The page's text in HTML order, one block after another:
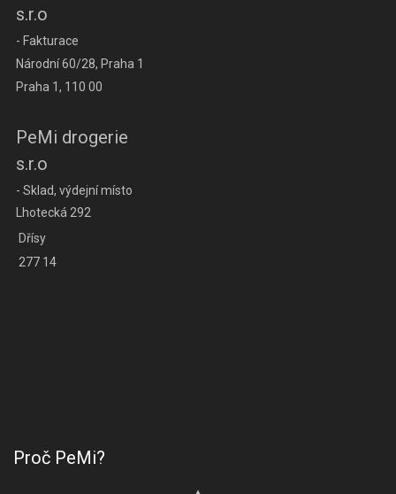
s.r.o
- Fakturace
Národní 60/28, Praha 1
Praha 1, 110 00
PeMi drogerie
s.r.o
- Sklad, výdejní místo
Lhotecká 292
Dřísy
277 14
Proč PeMi?